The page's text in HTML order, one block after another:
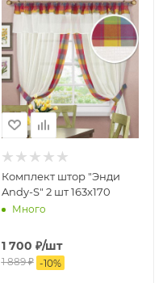
Комплект штор "Энди
Andy-S" 2 шт 163х170
Много
1 700 ₽/шт
1 889₽ -10%